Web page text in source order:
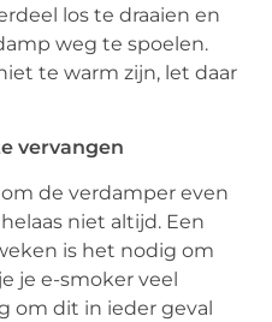
los te draaien en
weg te spoelen.
te warm zijn, let daar
vervangen
de verdamper even
niet altijd. Een
is het nodig om
je e-smoker veel
om dit in ieder geval